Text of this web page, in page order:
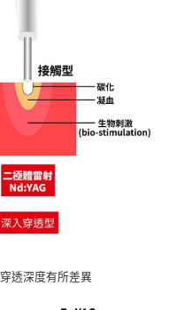
透深度有所差異